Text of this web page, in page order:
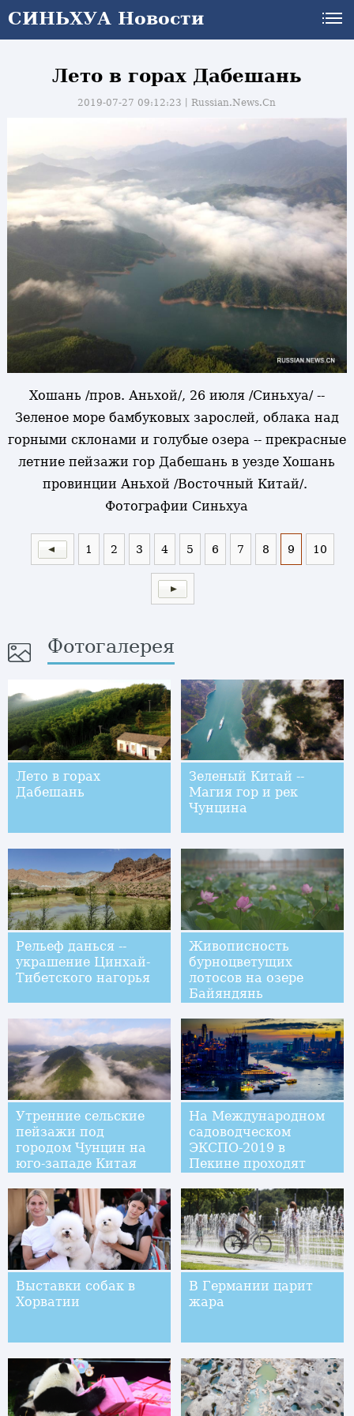
СИНЬХУА Новости
Лето в горах Дабешань
2019-07-27 09:12:23丨Russian.News.Cn
Хошань /пров. Аньхой/, 26 июля /Синьхуа/ --
Зеленое море бамбуковых зарослей, облака над
горными склонами и голубые озера -- прекрасные
летние пейзажи гор Дабешань в уезде Хошань
провинции Аньхой /Восточный Китай/.
Фотографии Синьхуа
1 2 3 4 5 6 7 8 9 10
Фотогалерея
Лето в горах
Дабешань
Зеленый Китай --
Магия гор и рек
Чунцина
Рельеф данься --
украшение Цинхай-
Тибетского нагорья
Живописность
бурноцветущих
лотосов на озере
Байяндянь
Утренние сельские
пейзажи под
городом Чунцин на
юго-западе Китая
На Международном
садоводческом
ЭКСПО-2019 в
Пекине проходят
рамках "Дня
Чунцина"
Выставки собак в
Хорватии
В Германии царит
жара